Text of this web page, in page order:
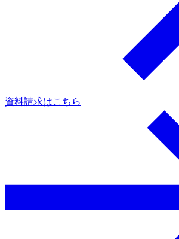
資料請求はこちら